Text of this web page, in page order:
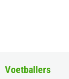
Voetballers